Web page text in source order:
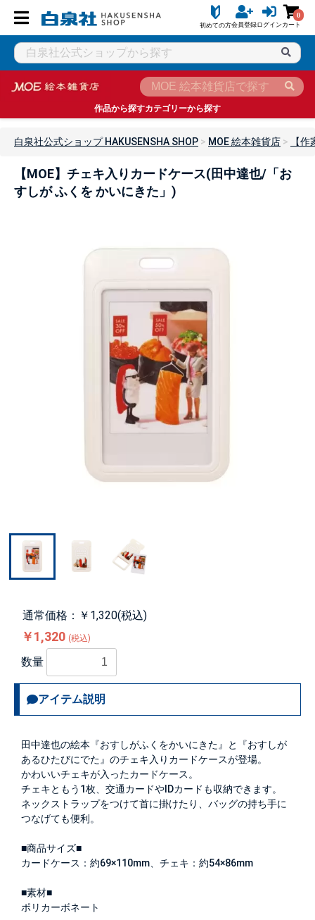
初めての方会員登録ログイン
0
カート
作品から探すカテゴリーから探す
白泉社公式ショップ HAKUSENSHA SHOP MOE 絵本雑貨店 【
【MOE】チェキ入りカードケース(田中達也/「お
すしが ふくを かいにきた」)
通常価格：￥1,320(税込)
￥1,320 (税込)
数量
アイテム説明
田中達也の絵本『おすしがふくをかいにきた』と『おすしが
あるひたびにでた』のチェキ入りカードケースが登場。
かわいいチェキが入ったカードケース。
チェキともう1枚、交通カードやIDカードも収納できます。
ネックストラップをつけて首に掛けたり、バッグの持ち手に
つなげても便利。
■商品サイズ■
カードケース：約69×110mm、チェキ：約54×86mm
■素材■
ポリカーボネート